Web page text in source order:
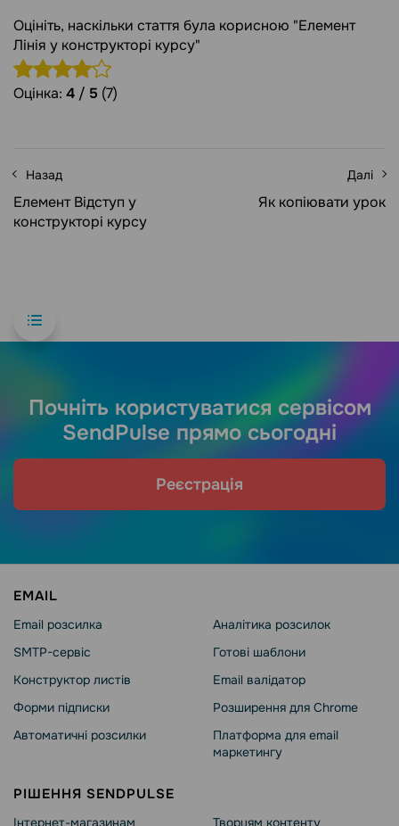
Оцініть, наскільки стаття була корисною "Елемент
Лінія у конструкторі курсу"
Оцінка: 4 / 5 (7)
Назад
Елемент Відступ у
конструкторі курсу
Далі
Як копіювати урок
Почніть користуватися сервісом
SendPulse прямо сьогодні
Реєстрація
EMAIL
Email розсилка
SMTP-сервіс
Конструктор листів
Форми підписки
Автоматичні розсилки
Аналітика розсилок
Готові шаблони
Email валідатор
Розширення для Chrome
Платформа для email
маркетингу
РІШЕННЯ SENDPULSE
Інтернет-магазинам
Творцям контенту